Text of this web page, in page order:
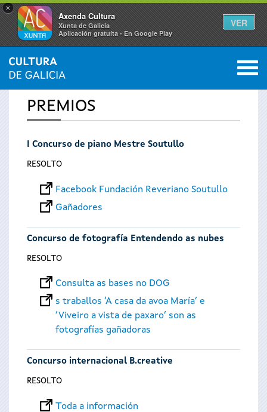
×
Axenda Cultura
Xunta de Galicia
Aplicación gratuíta - En Google Play
VER
Vostede
está
aquí
INICIO 0
PREMIOS
I Concurso de piano Mestre Soutullo
RESOLTO
Facebook Fundación Reveriano Soutullo
Gañadores
Concurso de fotografía Entendendo as nubes
RESOLTO
Consulta as bases no DOG
s traballos ‘A casa da avoa María’ e
‘Viveiro a vista de paxaro’ son as
fotografías gañadoras
Concurso internacional B.creative
RESOLTO
Toda a información